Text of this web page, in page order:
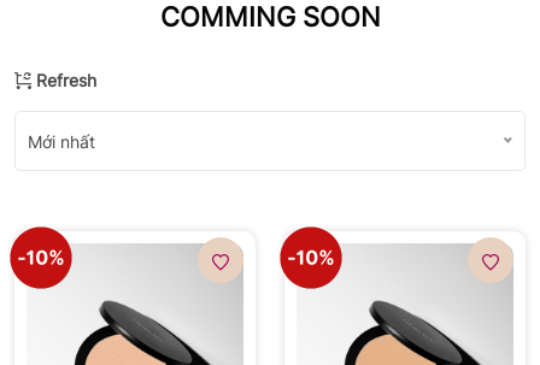
COMMING SOON
Refresh
Mới nhất